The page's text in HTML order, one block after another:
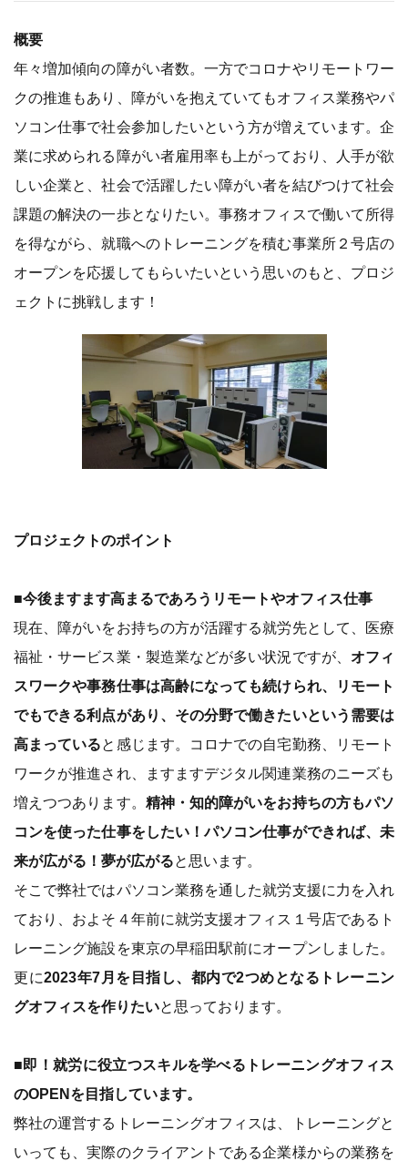
概要
年々増加傾向の障がい者数。一方でコロナやリモートワー
クの推進もあり、障がいを抱えていてもオフィス業務やパ
ソコン仕事で社会参加したいという方が増えています。企
業に求められる障がい者雇用率も上がっており、人手が欲
しい企業と、社会で活躍したい障がい者を結びつけて社会
課題の解決の一歩となりたい。事務オフィスで働いて所得
を得ながら、就職へのトレーニングを積む事業所２号店の
オープンを応援してもらいたいという思いのもと、プロジ
ェクトに挑戦します！
プロジェクトのポイント
■今後ますます高まるであろうリモートやオフィス仕事
現在、障がいをお持ちの方が活躍する就労先として、医療
福祉・サービス業・製造業などが多い状況ですが、 オフィ
スワークや事務仕事は高齢になっても続けられ、リモート
でもできる利点があり、その分野で働きたいという需要は
高まっていると感じます。コロナでの自宅勤務、リモート
ワークが推進され、ますますデジタル関連業務のニーズも
増えつつあります。 精神・知的障がいをお持ちの方もパソ
コンを使った仕事をしたい！パソコン仕事ができれば、未
来が広がる！夢が広がると思います。
そこで弊社ではパソコン業務を通した就労支援に力を入れ
ており、およそ４年前に就労支援オフィス１号店であるト
レーニング施設を東京の早稲田駅前にオープンしました。
更に2023年7月を目指し、都内で2つめとなるトレーニン
グオフィスを作りたいと思っております。
■即！就労に役立つスキルを学べるトレーニングオフィス
のOPENを目指しています。
弊社の運営するトレーニングオフィスは、トレーニングと
いっても、実際のクライアントである企業様からの業務を